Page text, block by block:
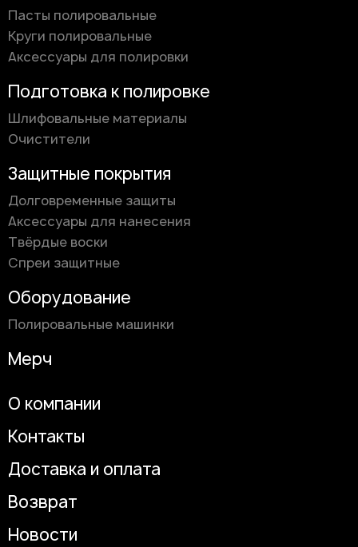
Пасты полировальные
Круги полировальные
Аксессуары для полировки
Подготовка к полировке
Шлифовальные материалы
Очистители
Защитные покрытия
Долговременные защиты
Аксессуары для нанесения
Твёрдые воски
Спреи защитные
Оборудование
Полировальные машинки
Мерч
О компании
Контакты
Доставка и оплата
Возврат
Новости